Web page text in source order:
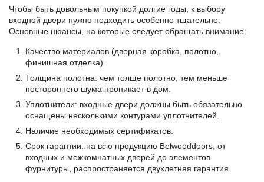
Чтобы быть довольным покупкой долгие годы, к выбору
входной двери нужно подходить особенно тщательно.
Основные нюансы, на которые следует обращать внимание:
Качество материалов (дверная коробка, полотно,
финишная отделка).
Толщина полотна: чем толще полотно, тем меньше
постороннего шума проникает в дом.
Уплотнители: входные двери должны быть обязательно
оснащены несколькими контурами уплотнителей.
Наличие необходимых сертификатов.
Срок гарантии: на всю продукцию Belwooddoors, от
входных и межкомнатных дверей до элементов
фурнитуры, распространяется двухлетняя гарантия.